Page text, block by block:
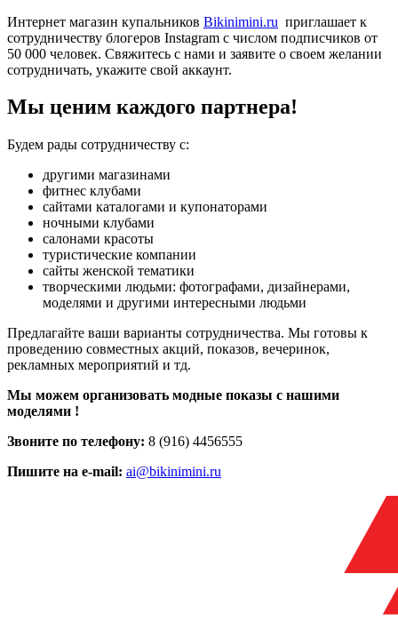
Интернет магазин купальников Bikinimini.ru приглашает к
сотрудничеству блогеров Instagram с числом подписчиков от
50 000 человек. Свяжитесь с нами и заявите о своем желании
сотрудничать, укажите свой аккаунт.
Мы ценим каждого партнера!
Будем рады сотрудничеству с:
другими магазинами
фитнес клубами
сайтами каталогами и купонаторами
ночными клубами
салонами красоты
туристические компании
сайты женской тематики
творческими людьми: фотографами, дизайнерами,
моделями и другими интересными людьми
Предлагайте ваши варианты сотрудничества. Мы готовы к
проведению совместных акций, показов, вечеринок,
рекламных мероприятий и тд.
Мы можем организовать модные показы с нашими
моделями !
Звоните по телефону: 8 (916) 4456555
Пишите на e-mail: ai@bikinimini.ru